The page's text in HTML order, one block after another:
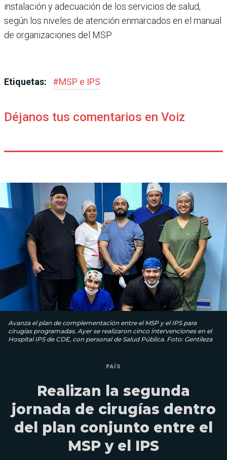
instalación y adecuación de los servicios de salud,
según los niveles de atención enmarcados en el manual
de organizaciones del MSP
Etiquetas: #MSP e IPS
Déjanos tus comentarios en Voiz
Avanza el plan de complementación entre el MSP y el IPS para
cirugías programadas. Ayer se realizaron cinco intervenciones en el
Hospital IPS de CDE, con personal de Salud Pública. Foto: Gentileza
PAÍS
Realizan la segunda
jornada de cirugías dentro
del plan conjunto entre el
MSP y el IPS